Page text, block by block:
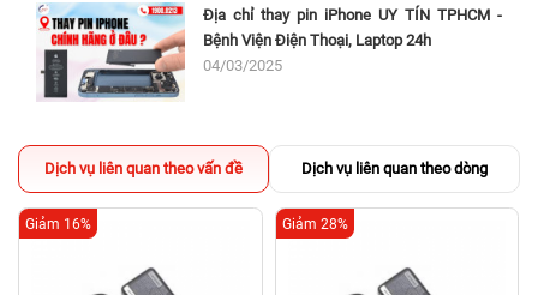
Địa chỉ thay pin iPhone UY TÍN TPHCM -
Bệnh Viện Điện Thoại, Laptop 24h
04/03/2025
Dịch vụ liên quan theo vấn đề Dịch vụ liên quan theo dòng
Giảm 16% Giảm 28%